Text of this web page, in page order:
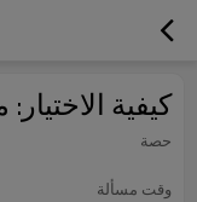
كيفية
حصة
وقت مسألة